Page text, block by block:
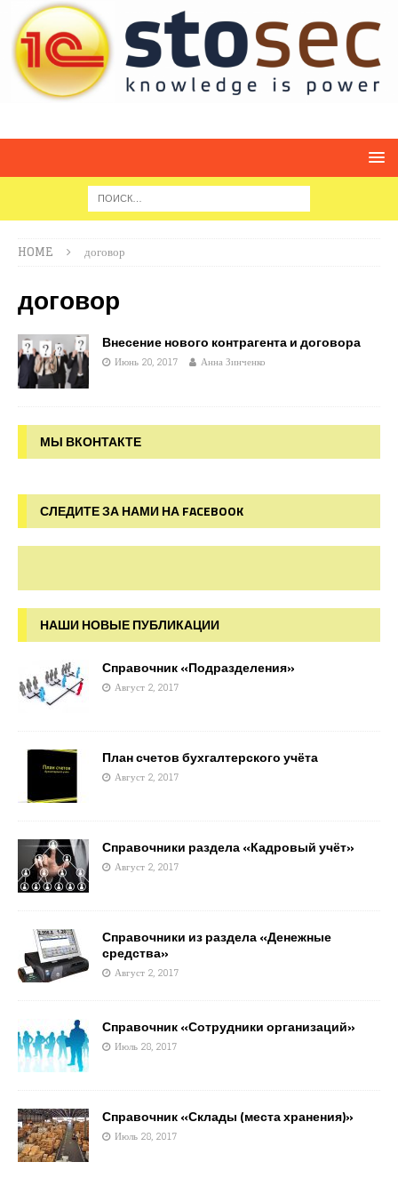
HOME договор
договор
Внесение нового контрагента и договора
Июнь 20, 2017 Анна Зинченко
МЫ ВКОНТАКТЕ
СЛЕДИТЕ ЗА НАМИ НА FACEBOOK
НАШИ НОВЫЕ ПУБЛИКАЦИИ
Справочник «Подразделения»
Август 2, 2017
План счетов бухгалтерского учёта
Август 2, 2017
Справочники раздела «Кадровый учёт»
Август 2, 2017
Справочники из раздела «Денежные
средства»
Август 2, 2017
Справочник «Сотрудники организаций»
Июль 28, 2017
Справочник «Склады (места хранения)»
Июль 28, 2017